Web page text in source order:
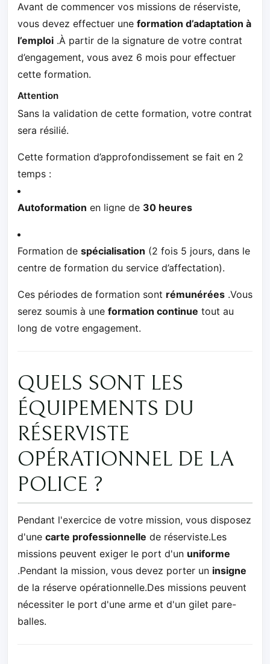
Avant de commencer vos missions de réserviste,
vous devez effectuer une formation d’adaptation à
l’emploi .À partir de la signature de votre contrat
d’engagement, vous avez 6 mois pour effectuer
cette formation.
Attention
Sans la validation de cette formation, votre contrat
sera résilié.
Cette formation d’approfondissement se fait en 2
temps :
Autoformation en ligne de 30 heures
Formation de spécialisation (2 fois 5 jours, dans le
centre de formation du service d’affectation).
Ces périodes de formation sont rémunérées .Vous
serez soumis à une formation continue tout au
long de votre engagement.
QUELS SONT LES
ÉQUIPEMENTS DU
RÉSERVISTE
OPÉRATIONNEL DE LA
POLICE ?
Pendant l'exercice de votre mission, vous disposez
d'une carte professionnelle de réserviste.Les
missions peuvent exiger le port d'un uniforme
.Pendant la mission, vous devez porter un insigne
de la réserve opérationnelle.Des missions peuvent
nécessiter le port d'une arme et d'un gilet pare-
balles.